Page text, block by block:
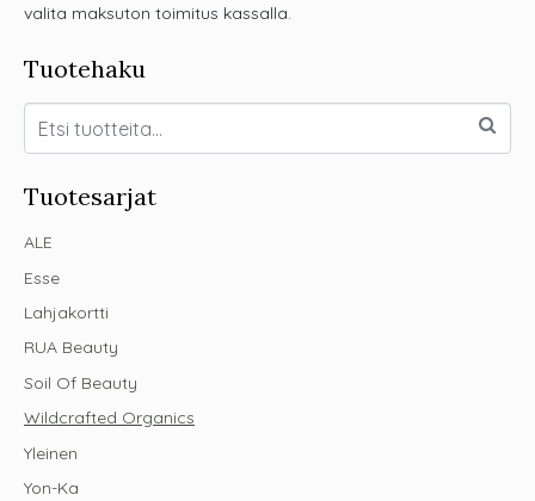
valita maksuton toimitus kassalla.
Tuotehaku
Tuotesarjat
ALE
Esse
Lahjakortti
RUA Beauty
Soil Of Beauty
Wildcrafted Organics
Yleinen
Yon-Ka